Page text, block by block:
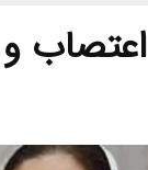
اعتصاب